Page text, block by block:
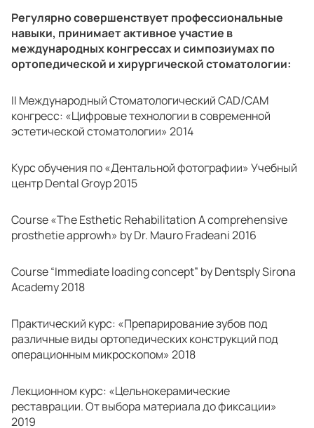
Регулярно совершенствует профессиональные
навыки, принимает активное участие в
международных конгрессах и симпозиумах по
ортопедической и хирургической стоматологии:
II Международный Стоматологический CAD/CAM
конгресс: «Цифровые технологии в современной
эстетической стоматологии» 2014
Курс обучения по «Дентальной фотографии» Учебный
центр Dental Groyp 2015
Course «The Esthetic Rehabilitation A comprehensive
prosthetie approwh» by Dr. Mauro Fradeani 2016
Course “Immediate loading concept” by Dentsply Sirona
Academy 2018
Практический курс: «Препарирование зубов под
различные виды ортопедических конструкций под
операционным микроскопом» 2018
Лекционном курс: «Цельнокерамические
реставрации. От выбора материала до фиксации»
2019